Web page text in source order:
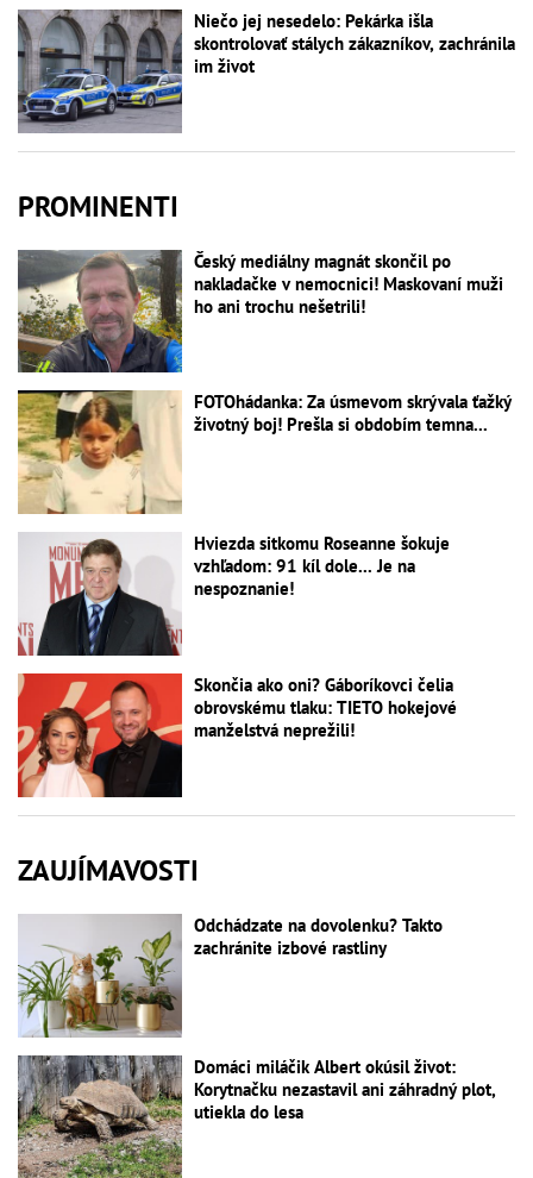
Niečo jej nesedelo: Pekárka išla
skontrolovať stálych zákazníkov, zachránila
im život
PROMINENTI
Český mediálny magnát skončil po
nakladačke v nemocnici! Maskovaní muži
ho ani trochu nešetrili!
FOTOhádanka: Za úsmevom skrývala ťažký
životný boj! Prešla si obdobím temna...
Hviezda sitkomu Roseanne šokuje
vzhľadom: 91 kíl dole... Je na
nespoznanie!
Skončia ako oni? Gáboríkovci čelia
obrovskému tlaku: TIETO hokejové
manželstvá neprežili!
ZAUJÍMAVOSTI
Odchádzate na dovolenku? Takto
zachránite izbové rastliny
Domáci miláčik Albert okúsil život:
Korytnačku nezastavil ani záhradný plot,
utiekla do lesa